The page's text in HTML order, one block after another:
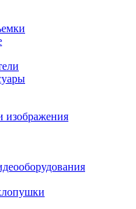
изображения